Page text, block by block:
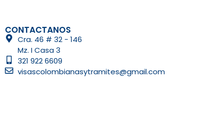
CONTACTANOS
Cra. 46 # 32 - 146
Mz. I Casa 3
321 922 6609
visascolombianasytramites@gmail.com